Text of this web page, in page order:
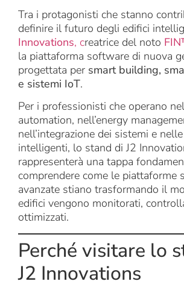
Tra i protagonisti che stanno
definire il futuro degli edifici
Innovations, creatrice del noto
la piattaforma software di nuova
progettata per smart building,
e sistemi IoT.
Per i professionisti che operano
automation, nell’energy
nell’integrazione dei sistemi e
intelligenti, lo stand di J2
rappresenterà una tappa
comprendere come le piattaforme
avanzate stiano trasformando il
edifici vengono monitorati,
ottimizzati.
Perché visitare lo
J2 Innovations